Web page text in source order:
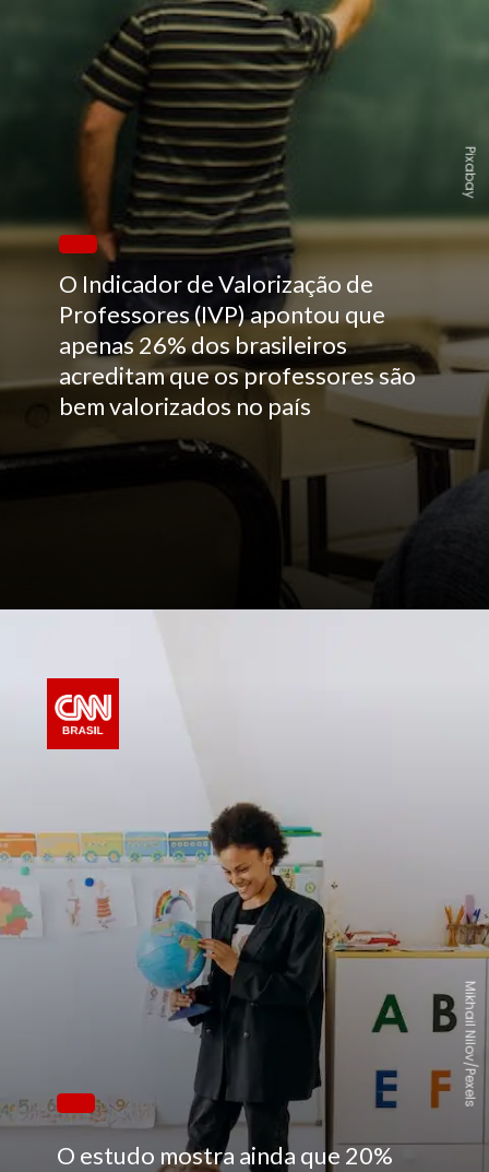
O Indicador de Valorização de
Professores (IVP) apontou que
apenas 26% dos brasileiros
acreditam que os professores são
bem valorizados no país
Pixabay
O estudo mostra ainda que 20%
Mikhail Nilov/Pexels